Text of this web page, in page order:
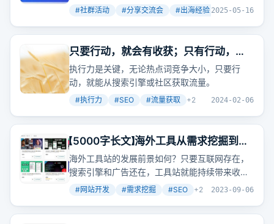
加了成都。北京活动时间是5月24日，活动场地
动将有多位分享嘉宾，包括Clara、亨亨、7、
Henry、小排老师、曼达、哥飞和江昪，他们将
分享从副业到全职、创业失败与教训、出海经
验、提高产品成功率、网红营销策略等内容。此
外，活动还找来了一些赞助商，如Same.new、
ShipAny.ai、PPT.AI和TuningSearch.com，将
享交流会最多只有300个名额，想要报名的朋友
要加快了，先到先得。请关注哥飞公众号，之后
回复数字“0524”，或者回复“北京”，获取报名入
口。
#社群活动 #分享交流会 #出海经验 +3
2025-05-16
只要行动，就会有收获；只有行动，才
会有收获！
执行力是关键，无论热点词竞争大小，只要行
动，就能从搜索引擎或社区获取流量。
#执行力 #SEO #流量获取 +2 2024-02-06
【5000字长文】海外工具从需求挖掘到网
站制作全流程让你一篇文章学会
海外工具站的发展前景如何？只要互联网存在，
搜索引擎和广告还在，工具站就能持续带来收
益。关键在于提供真正有用的工具，让用户自发
得用户的青睐。
#网站开发 #需求挖掘 #SEO +2 2023-09-06